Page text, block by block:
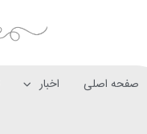
صفحه اصلی اخبار